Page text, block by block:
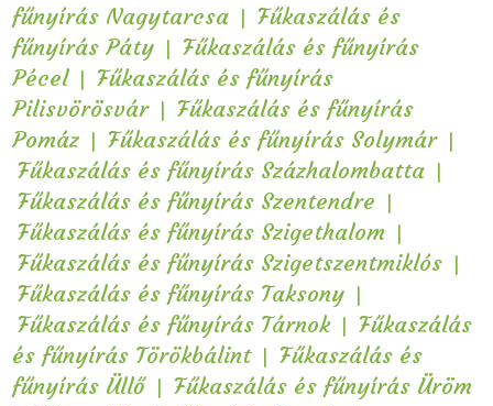
fűnyírás Nagytarcsa | Fűkaszálás és
fűnyírás Páty | Fűkaszálás és fűnyírás
Pécel | Fűkaszálás és fűnyírás
Pilisvörösvár | Fűkaszálás és fűnyírás
Pomáz | Fűkaszálás és fűnyírás Solymár |
Fűkaszálás és fűnyírás Százhalombatta |
Fűkaszálás és fűnyírás Szentendre |
Fűkaszálás és fűnyírás Szigethalom |
Fűkaszálás és fűnyírás Szigetszentmiklós |
Fűkaszálás és fűnyírás Taksony |
Fűkaszálás és fűnyírás Tárnok | Fűkaszálás
és fűnyírás Törökbálint | Fűkaszálás és
fűnyírás Üllő | Fűkaszálás és fűnyírás Üröm